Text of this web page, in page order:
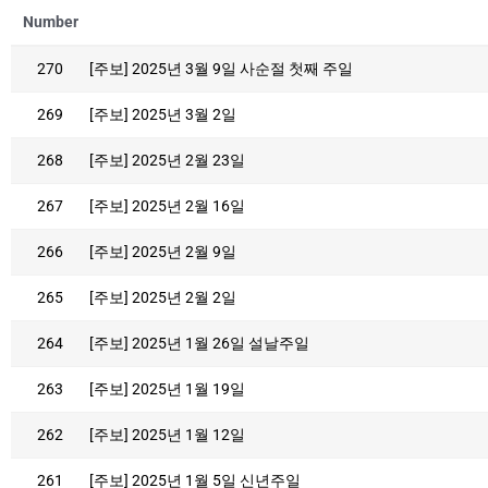
Number
270 [주보] 2025년 3월 9일 사순절 첫째 주일
269 [주보] 2025년 3월 2일
268 [주보] 2025년 2월 23일
267 [주보] 2025년 2월 16일
266 [주보] 2025년 2월 9일
265 [주보] 2025년 2월 2일
264 [주보] 2025년 1월 26일 설날주일
263 [주보] 2025년 1월 19일
262 [주보] 2025년 1월 12일
261 [주보] 2025년 1월 5일 신년주일